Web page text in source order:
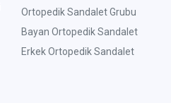
Ortopedik Sandalet Grubu
Bayan Ortopedik Sandalet
Erkek Ortopedik Sandalet